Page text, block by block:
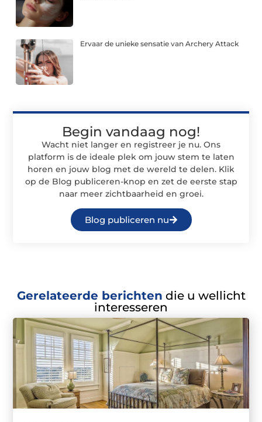
Ervaar de unieke sensatie van Archery Attack
Begin vandaag nog!
Wacht niet langer en registreer je nu. Ons
platform is de ideale plek om jouw stem te laten
horen en jouw blog met de wereld te delen. Klik
op de Blog publiceren-knop en zet de eerste stap
naar meer zichtbaarheid en groei.
Blog publiceren nu
Gerelateerde berichten die u wellicht
interesseren